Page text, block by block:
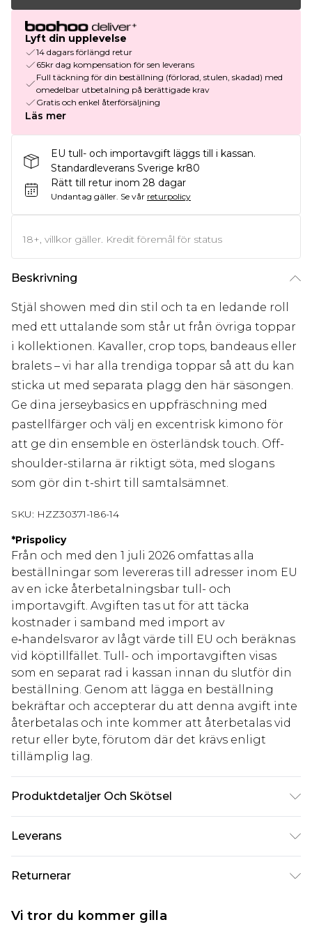
Lyft din upplevelse
14 dagars förlängd retur
65kr dag kompensation för sen leverans
Full täckning för din beställning (förlorad, stulen, skadad) med
omedelbar utbetalning på berättigade krav
Gratis och enkel återförsäljning
Läs mer
EU tull- och importavgift läggs till i kassan.
Standardleverans Sverige kr80
Rätt till retur inom 28 dagar
Undantag gäller. Se vår returpolicy
18+, villkor gäller. Kredit föremål för status
Beskrivning
Stjäl showen med din stil och ta en ledande roll
med ett uttalande som står ut från övriga toppar
i kollektionen. Kavaller, crop tops, bandeaus eller
bralets – vi har alla trendiga toppar så att du kan
sticka ut med separata plagg den här säsongen.
Ge dina jerseybasics en uppfräschning med
pastellfärger och välj en excentrisk kimono för
att ge din ensemble en österländsk touch. Off-
shoulder-stilarna är riktigt söta, med slogans
som gör din t-shirt till samtalsämnet.
SKU: HZZ30371-186-14
*Prispolicy
Från och med den 1 juli 2026 omfattas alla
beställningar som levereras till adresser inom EU
av en icke återbetalningsbar tull- och
importavgift. Avgiften tas ut för att täcka
kostnader i samband med import av
e‑handelsvaror av lågt värde till EU och beräknas
vid köptillfället. Tull- och importavgiften visas
som en separat rad i kassan innan du slutför din
beställning. Genom att lägga en beställning
bekräftar och accepterar du att denna avgift inte
återbetalas och inte kommer att återbetalas vid
retur eller byte, förutom där det krävs enligt
tillämplig lag.
Produktdetaljer Och Skötsel
Leverans
Standardleverans Sverige
kr80
Expressleverans Sverige
Returnerar
på dig att skicka tillbaka något från den dag du
Vi tror du kommer gilla